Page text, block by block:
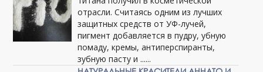
отрасли. Считаясь одним из лучших
защитных средств от УФ-лучей,
пигмент добавляется в пудру, убную
помаду, кремы, антиперспиранты,
зубную пасту и ......